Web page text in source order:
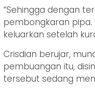
“Sehingga dengan
pembongkaran pipa.
keluarkan setelah
Crisdian berujar,
pembuangan itu,
tersebut sedang